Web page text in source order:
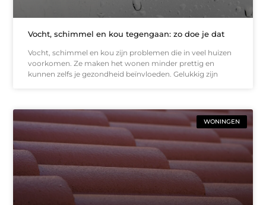
Vocht, schimmel en kou tegengaan: zo doe je dat
Vocht, schimmel en kou zijn problemen die in veel huizen
voorkomen. Ze maken het wonen minder prettig en
kunnen zelfs je gezondheid beïnvloeden. Gelukkig zijn
WONINGEN